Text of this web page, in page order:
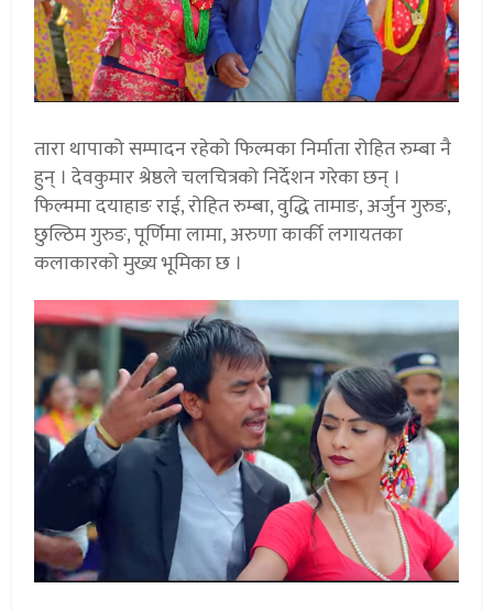
तारा थापाको सम्पादन रहेको फिल्मका निर्माता रोहित रुम्बा नै
हुन् । देवकुमार श्रेष्ठले चलचित्रको निर्देशन गरेका छन् ।
फिल्ममा दयाहाङ राई, रोहित रुम्बा, वुद्धि तामाङ, अर्जुन गुरुङ,
छुल्ठिम गुरुङ, पूर्णिमा लामा, अरुणा कार्की लगायतका
कलाकारको मुख्य भूमिका छ ।